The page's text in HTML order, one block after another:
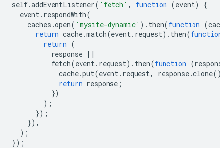
self.addEventListener( 'fetch' , function (event)
{
event. respondWith(
caches .open( 'mysite-dynamic' ). then(function (
return cache.match(event. request). then(
return (
response ||
fetch(event. request). then(function (
cache.put(event. request, response.clone
return response ;
})
);
});
}),
);
});